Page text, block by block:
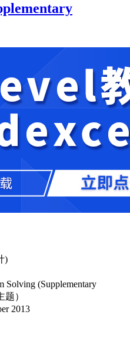
)
Solving (Supplementary
）
2013